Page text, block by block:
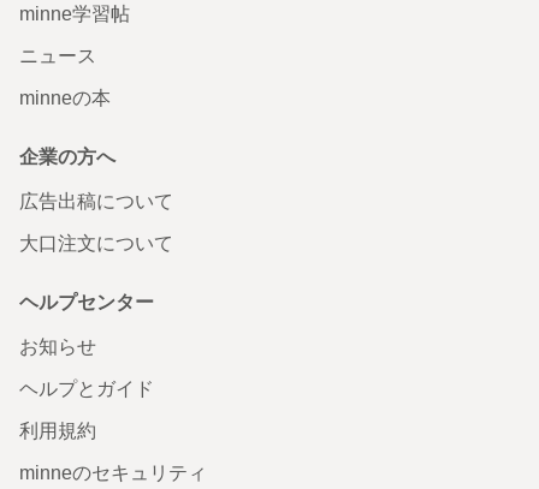
minne学習帖
ニュース
minneの本
企業の方へ
広告出稿について
大口注文について
ヘルプセンター
お知らせ
ヘルプとガイド
利用規約
minneのセキュリティ